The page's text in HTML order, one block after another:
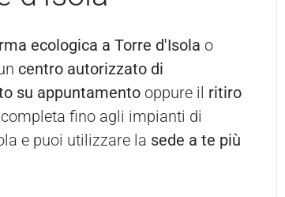
ecologica a Torre d'Isola o
centro autorizzato di
su appuntamento oppure il ritiro
fino agli impianti di
e puoi utilizzare la sede a te più